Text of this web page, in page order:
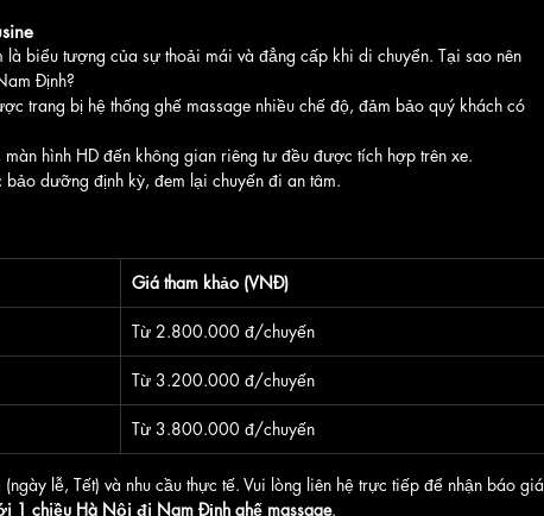
là biểu tượng của sự thoải mái và đẳng cấp khi di chuyển. Tại sao nên
Định?
trang bị hệ thống ghế massage nhiều chế độ, đảm bảo quý khách có
hình HD đến không gian riêng tư đều được tích hợp trên xe.
dưỡng định kỳ, đem lại chuyến đi an tâm.
Giá tham khảo (VNĐ)
Từ 2.800.000 đ/chuyến
Từ 3.200.000 đ/chuyến
Từ 3.800.000 đ/chuyến
lễ, Tết) và nhu cầu thực tế. Vui lòng liên hệ trực tiếp để nhận báo giá
1 chiều Hà Nội đi Nam Định ghế massage.